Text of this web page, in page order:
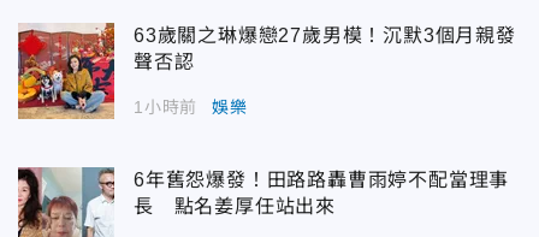
63歲關之琳爆戀27歲男模！沉默3個月親發
聲否認
1小時前 娛樂
6年舊怨爆發！田路路轟曹雨婷不配當理事
長 點名姜厚任站出來